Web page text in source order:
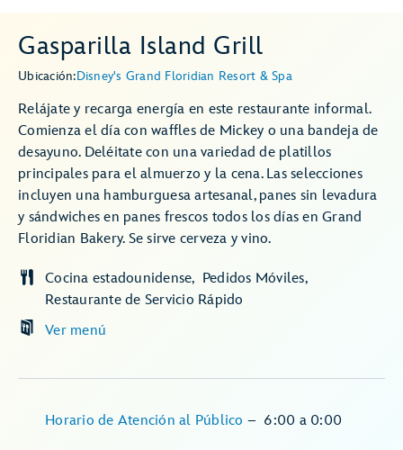
Gasparilla Island Grill
Ubicación:Disney's Grand Floridian Resort & Spa
Relájate y recarga energía en este restaurante informal.
Comienza el día con waffles de Mickey o una bandeja de
desayuno. Deléitate con una variedad de platillos
principales para el almuerzo y la cena. Las selecciones
incluyen una hamburguesa artesanal, panes sin levadura
y sándwiches en panes frescos todos los días en Grand
Floridian Bakery. Se sirve cerveza y vino.
Ver menú
Cocina estadounidense
Pedidos Móviles
Restaurante de Servicio Rápido
Horario de Atención al Público – 6:00 a 0:00